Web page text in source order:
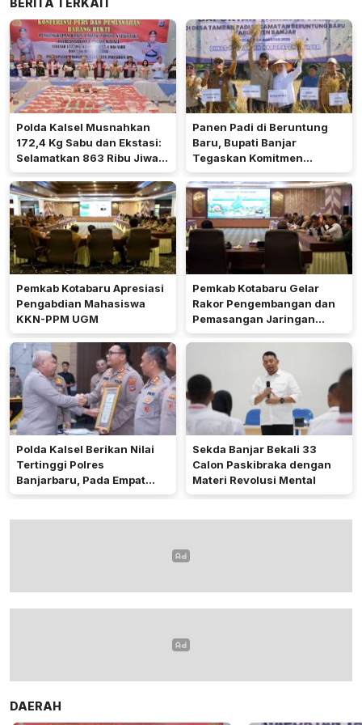
BERITA TERKAIT
Polda Kalsel Musnahkan
172,4 Kg Sabu dan Ekstasi:
Selamatkan 863 Ribu Jiwa
dan Hemat Biaya Rehab Rp.
4,3 Triliun
Panen Padi di Beruntung
Baru, Bupati Banjar
Tegaskan Komitmen
Dukung Ketahanan Pangan
Pemkab Kotabaru Apresiasi
Pengabdian Mahasiswa
KKN-PPM UGM
Pemkab Kotabaru Gelar
Rakor Pengembangan dan
Pemasangan Jaringan
Listrik PLN
Polda Kalsel Berikan Nilai
Tertinggi Polres
Banjarbaru, Pada Empat
Bidang Utama
Sekda Banjar Bekali 33
Calon Paskibraka dengan
Materi Revolusi Mental
DAERAH